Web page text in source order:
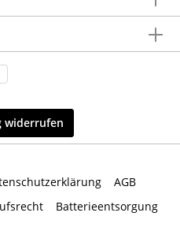
widerrufen
AGB
Batterieentsorgung